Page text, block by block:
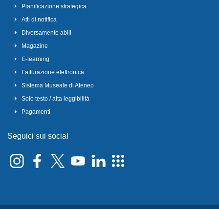
Pianificazione strategica
Atti di notifica
Diversamente abili
Magazine
E-learning
Fatturazione elettronica
Sistema Museale di Ateneo
Solo testo / alta leggibilità
Pagamenti
Seguici sui social